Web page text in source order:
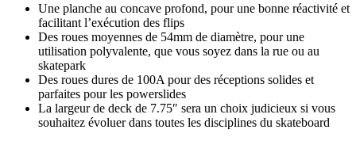
Une planche au concave profond, pour une bonne réactivité et
facilitant l’exécution des flips
Des roues moyennes de 54mm de diamètre, pour une
utilisation polyvalente, que vous soyez dans la rue ou au
skatepark
Des roues dures de 100A pour des réceptions solides et
parfaites pour les powerslides
La largeur de deck de 7.75″ sera un choix judicieux si vous
souhaitez évoluer dans toutes les disciplines du skateboard